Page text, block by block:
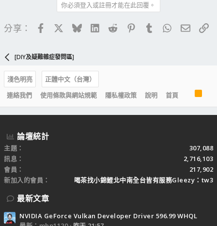
你必須登入或註冊才能在此回覆。
分享： FacebookBlueskyLinkedIn
Reddit PinterestTumblrWhatsApp
電子
[DIY及疑難雜症發問區]
淺色明亮
正體中文（台灣）
連絡我們
使用條款與網站規範 隱私權政策 說明 首頁
S
論壇統計
主題
307,088
訊息
2,716,103
會員
217,902
新加入的會員
喝茶找小錦鯉北中南全台皆有服務Gleezy：tw3
最新文章
NVIDIA GeForce Vulkan Developer Driver 596.99 WHQL